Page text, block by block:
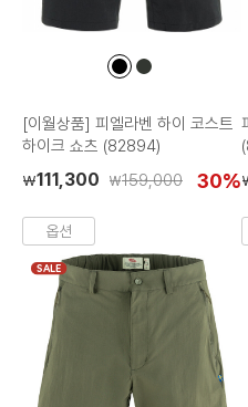
컬
컬
[이월상품] 피엘라벤 하이 코스트
하이크 쇼츠 (82894)
₩111,300 ₩159,000 30%
옵션
SALE